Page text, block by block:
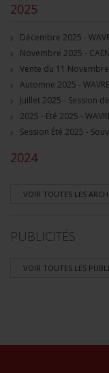
2025
Vente du 11 Novembre
Session Été 2025 -
2024
VOIR TOUTES LES
PUBLICITÉS
VOIR TOUTES LES